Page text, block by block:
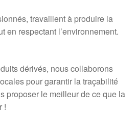
travaillent à produire la
en respectant l’environnement.
dérivés, nous collaborons
pour garantir la traçabilité
proposer le meilleur de ce que la
!